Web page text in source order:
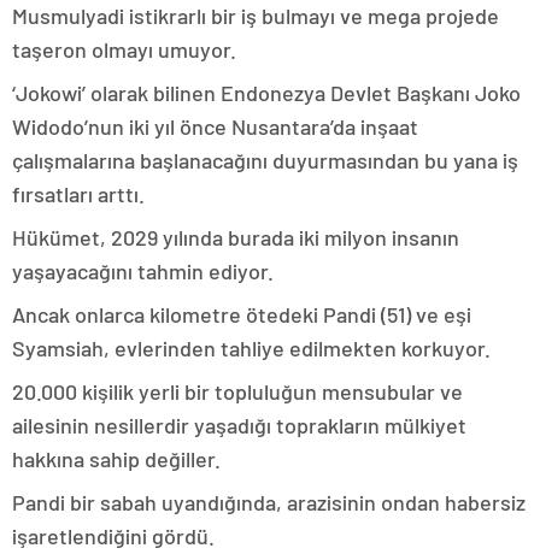
Musmulyadi istikrarlı bir iş bulmayı ve mega projede
taşeron olmayı umuyor.
‘Jokowi’ olarak bilinen Endonezya Devlet Başkanı Joko
Widodo’nun iki yıl önce Nusantara’da inşaat
çalışmalarına başlanacağını duyurmasından bu yana iş
fırsatları arttı.
Hükümet, 2029 yılında burada iki milyon insanın
yaşayacağını tahmin ediyor.
Ancak onlarca kilometre ötedeki Pandi (51) ve eşi
Syamsiah, evlerinden tahliye edilmekten korkuyor.
20.000 kişilik yerli bir topluluğun mensubular ve
ailesinin nesillerdir yaşadığı toprakların mülkiyet
hakkına sahip değiller.
Pandi bir sabah uyandığında, arazisinin ondan habersiz
işaretlendiğini gördü.